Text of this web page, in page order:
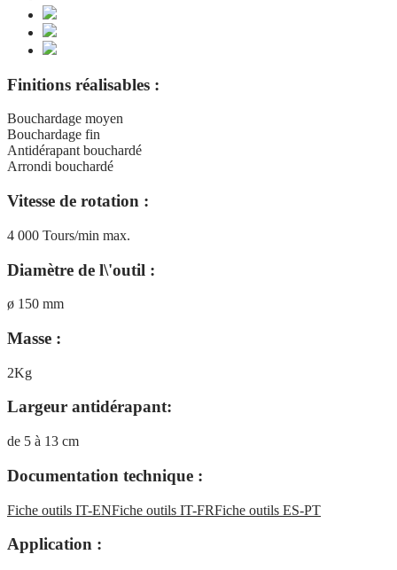
Finitions réalisables :
Bouchardage moyen
Bouchardage fin
Antidérapant bouchardé
Arrondi bouchardé
Vitesse de rotation :
4 000 Tours/min max.
Diamètre de l\'outil :
ø 150 mm
Masse :
2Kg
Largeur antidérapant:
de 5 à 13 cm
Documentation technique :
Fiche outils IT-ENFiche outils IT-FRFiche outils ES-PT
Application :